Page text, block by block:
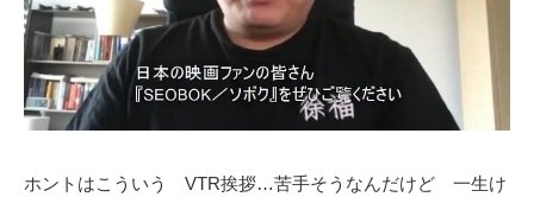
ホントはこういう VTR挨拶…苦手そうなんだけど 一生け